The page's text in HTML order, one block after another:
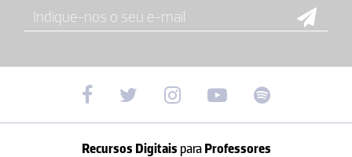
Recursos Digitais paraProfessores